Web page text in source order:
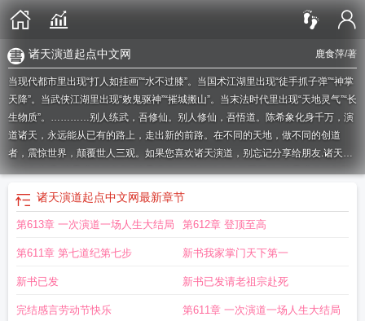
鹿食萍/著
诸天演道起点中文网
当现代都市里出现“打人如挂画”“水不过膝”。当国术江湖里出现“徒手抓子弹”“神掌
天降”。当武侠江湖里出现“敕鬼驱神”“摧城搬山”。当末法时代里出现“天地灵气”“长
生物质”。…………别人练武，吾修仙。别人修仙，吾悟道。陈希象化身千万，演
道诸天，永远能从已有的路上，走出新的前路。在不同的天地，做不同的创道
者，震惊世界，颠覆世人三观。如果您喜欢诸天演道，别忘记分享给朋友.诸天演
道有女主吗诸天演道笔趣阁诸天演道txt从打破人体极限开始诸天演道笔趣阁
诸天演道无弹窗 诸天演道顶点 诸天演道全文免费阅读
发 诸天演道百科 诸天演道吧
演道TXT诸天演道娲皇诸天演道1004诸天演道 - 百度诸天演道起点中文网
道最新章节独步大千诸天演道1003诸天演道 - 百度 诸天演道免费阅读
道境界划分
诸天演道 笔趣阁诸天演道免费诸天演道1001诸
界详细划分诸天演道 最新章节 无弹窗 诸天演道123读诸天演道等级划分诸天
诸天演道起点中文网最新章节
第613章 一次演道一场人生大结局 第612章 登顶至高
第611章 第七道纪第七步 新书我家掌门天下第一
新书已发 新书已发请老祖宗赴死
完结感言劳动节快乐 第611章 一次演道一场人生大结局